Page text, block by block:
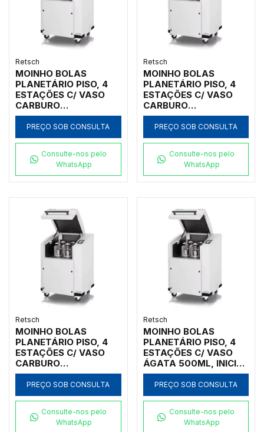
Retsch
MOINHO BOLAS
PLANETÁRIO PISO, 4
ESTAÇÕES C/ VASO
CARBURO
TUNGSTÊNIO 125ML,
INICIAL <10MM, FINAL
<1UM
PREÇO SOB CONSULTA
Consulte-nos pelo
WhatsApp
Retsch
MOINHO BOLAS
PLANETÁRIO PISO, 4
ESTAÇÕES C/ VASO
CARBURO
TUNGSTÊNIO 80ML,
INICIAL <10MM, FINAL
<1UM
PREÇO SOB CONSULTA
Consulte-nos pelo
WhatsApp
Retsch
MOINHO BOLAS
PLANETÁRIO PISO, 4
ESTAÇÕES C/ VASO
CARBURO
TUNGSTÊNIO 500ML,
INICIAL <10MM, FINAL
<1UM
PREÇO SOB CONSULTA
Consulte-nos pelo
WhatsApp
Retsch
MOINHO BOLAS
PLANETÁRIO PISO, 4
ESTAÇÕES C/ VASO
ÁGATA 500ML, INICIAL
<10MM, FINAL <1UM
PREÇO SOB CONSULTA
Consulte-nos pelo
WhatsApp